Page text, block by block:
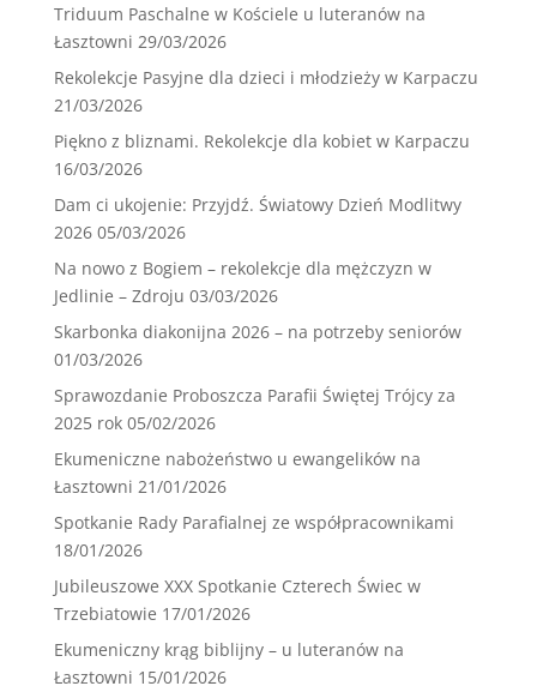
Triduum Paschalne w Kościele u luteranów na
Łasztowni 29/03/2026
Rekolekcje Pasyjne dla dzieci i młodzieży w Karpaczu
21/03/2026
Piękno z bliznami. Rekolekcje dla kobiet w Karpaczu
16/03/2026
Dam ci ukojenie: Przyjdź. Światowy Dzień Modlitwy
2026 05/03/2026
Na nowo z Bogiem – rekolekcje dla mężczyzn w
Jedlinie – Zdroju 03/03/2026
Skarbonka diakonijna 2026 – na potrzeby seniorów
01/03/2026
Sprawozdanie Proboszcza Parafii Świętej Trójcy za
2025 rok 05/02/2026
Ekumeniczne nabożeństwo u ewangelików na
Łasztowni 21/01/2026
Spotkanie Rady Parafialnej ze współpracownikami
18/01/2026
Jubileuszowe XXX Spotkanie Czterech Świec w
Trzebiatowie 17/01/2026
Ekumeniczny krąg biblijny – u luteranów na
Łasztowni 15/01/2026